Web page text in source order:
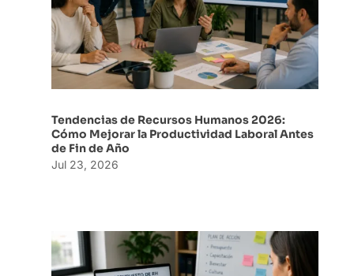
Tendencias de Recursos Humanos 2026:
Cómo Mejorar la Productividad Laboral Antes
de Fin de Año
Jul 23, 2026